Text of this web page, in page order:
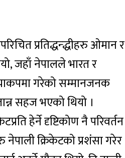
प्रतिद्धन्द्धीहरु ओमान र
जहाँ नेपालले भारत र
गरेको सम्मानजनक
सहज भएको थियो ।
हेर्ने दृष्टिकोण नै परिवर्तन
क्रिकेटको प्रशंसा गरेर